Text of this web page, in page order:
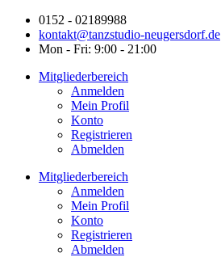
0152 - 02189988
kontakt@tanzstudio-neugersdorf.de
Mon - Fri: 9:00 - 21:00
Mitgliederbereich
Anmelden
Mein Profil
Konto
Registrieren
Abmelden
Mitgliederbereich
Anmelden
Mein Profil
Konto
Registrieren
Abmelden